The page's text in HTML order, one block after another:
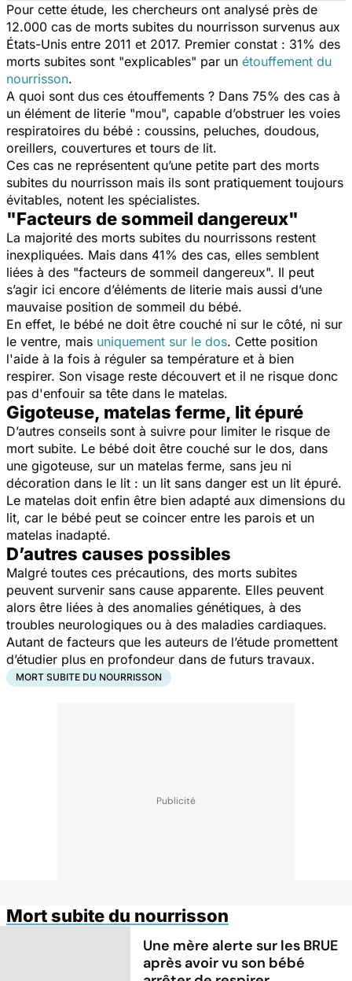
Pour cette étude, les chercheurs ont analysé près de
12.000 cas de morts subites du nourrisson survenus aux
États-Unis entre 2011 et 2017. Premier constat : 31% des
morts subites sont "explicables" par un étouffement du
nourrisson.
A quoi sont dus ces étouffements ? Dans 75% des cas à
un élément de literie "mou", capable d’obstruer les voies
respiratoires du bébé : coussins, peluches, doudous,
oreillers, couvertures et tours de lit.
Ces cas ne représentent qu’une petite part des morts
subites du nourrisson mais ils sont pratiquement toujours
évitables, notent les spécialistes.
"Facteurs de sommeil dangereux"
La majorité des morts subites du nourrissons restent
inexpliquées. Mais dans 41% des cas, elles semblent
liées à des "facteurs de sommeil dangereux". Il peut
s’agir ici encore d’éléments de literie mais aussi d’une
mauvaise position de sommeil du bébé.
En effet, le bébé ne doit être couché ni sur le côté, ni sur
le ventre, mais uniquement sur le dos. Cette position
l'aide à la fois à réguler sa température et à bien
respirer. Son visage reste découvert et il ne risque donc
pas d'enfouir sa tête dans le matelas.
Gigoteuse, matelas ferme, lit épuré
D’autres conseils sont à suivre pour limiter le risque de
mort subite. Le bébé doit être couché sur le dos, dans
une gigoteuse, sur un matelas ferme, sans jeu ni
décoration dans le lit : un lit sans danger est un lit épuré.
Le matelas doit enfin être bien adapté aux dimensions du
lit, car le bébé peut se coincer entre les parois et un
matelas inadapté.
D’autres causes possibles
Malgré toutes ces précautions, des morts subites
peuvent survenir sans cause apparente. Elles peuvent
alors être liées à des anomalies génétiques, à des
troubles neurologiques ou à des maladies cardiaques.
Autant de facteurs que les auteurs de l’étude promettent
d’étudier plus en profondeur dans de futurs travaux.
MORT SUBITE DU NOURRISSON
Mort subite du nourrisson
Une mère alerte sur les BRUE
après avoir vu son bébé